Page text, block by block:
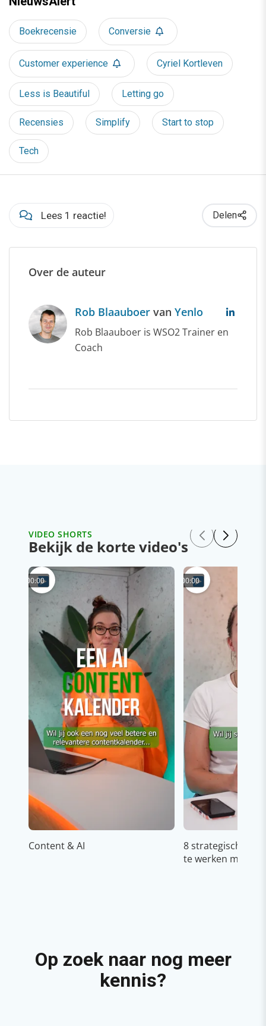
Boekrecensie Conversie
Customer experience Cyriel Kortleven
Less is Beautiful Letting go
Recensies Simplify Start to stop
Tech
Lees 1 reactie! Delen
Over de auteur
Rob Blaauboer van Yenlo
Rob Blaauboer is WSO2 Trainer en
Coach
VIDEO SHORTS
Bekijk de korte video's
00:00
Content & AI
00:00
8 strategische
te werken met
Op zoek naar nog meer
kennis?